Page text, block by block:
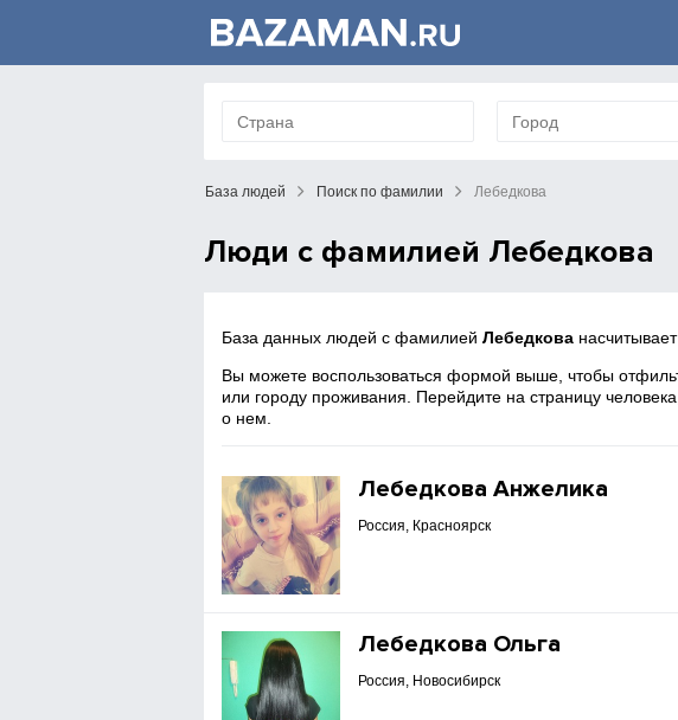
База людей Поиск по фамилии Лебедкова
Люди с фамилией Лебедкова
База данных людей с фамилиейЛебедкова
Вы можете воспользоваться формой выше, чтобы
или городу проживания. Перейдите на страницу
о нем.
Лебедкова Анжелика
Россия, Красноярск
Лебедкова Ольга
Россия, Новосибирск